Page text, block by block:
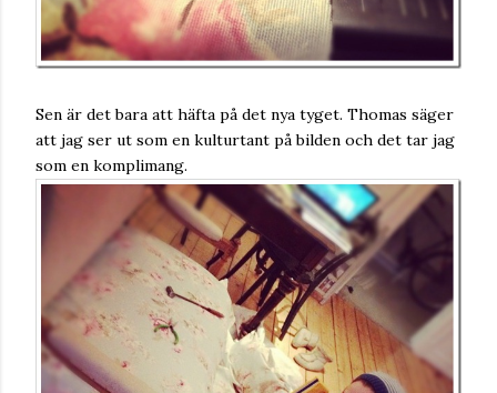
Sen är det bara att häfta på det nya tyget. Thomas säger
att jag ser ut som en kulturtant på bilden och det tar jag
som en komplimang.